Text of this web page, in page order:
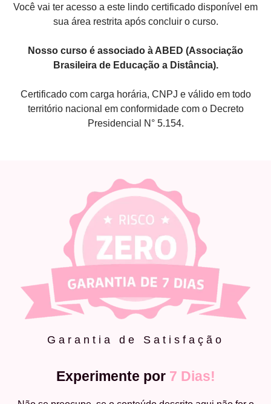
Você vai ter acesso a este lindo certificado disponível em
sua área restrita após concluir o curso.
Nosso curso é associado à ABED (Associação
Brasileira de Educação a Distância).
Certificado com carga horária, CNPJ e válido em todo
território nacional em conformidade com o Decreto
Presidencial N° 5.154.
Garantia de Satisfação
Experimente por 7 Dias!